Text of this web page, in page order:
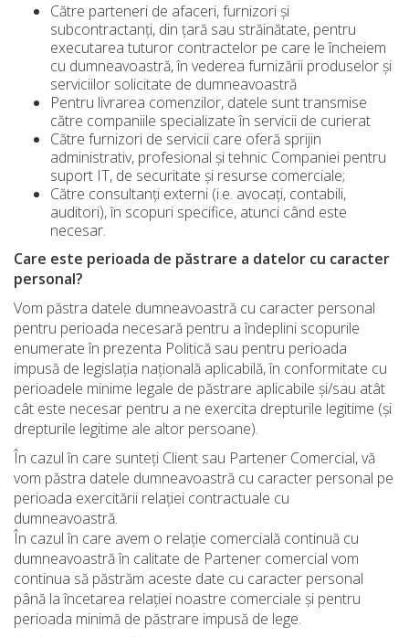
Către parteneri de afaceri, furnizori și
subcontractanți, din țară sau străinătate, pentru
executarea tuturor contractelor pe care le încheiem
cu dumneavoastră, în vederea furnizării produselor și
serviciilor solicitate de dumneavoastră
Pentru livrarea comenzilor, datele sunt transmise
către companiile specializate în servicii de curierat
Către furnizori de servicii care oferă sprijin
administrativ, profesional și tehnic Companiei pentru
suport IT, de securitate și resurse comerciale;
Către consultanți externi (i.e. avocați, contabili,
auditori), în scopuri specifice, atunci când este
necesar.
Care este perioada de păstrare a datelor cu caracter
personal?
Vom păstra datele dumneavoastră cu caracter personal
pentru perioada necesară pentru a îndeplini scopurile
enumerate în prezenta Politică sau pentru perioada
impusă de legislația națională aplicabilă, în conformitate cu
perioadele minime legale de păstrare aplicabile și/sau atât
cât este necesar pentru a ne exercita drepturile legitime (și
drepturile legitime ale altor persoane).
În cazul în care sunteți Client sau Partener Comercial, vă
vom păstra datele dumneavoastră cu caracter personal pe
perioada exercitării relației contractuale cu
dumneavoastră.
În cazul în care avem o relație comercială continuă cu
dumneavoastră în calitate de Partener comercial vom
continua să păstrăm aceste date cu caracter personal
până la încetarea relației noastre comerciale și pentru
perioada minimă de păstrare impusă de lege.